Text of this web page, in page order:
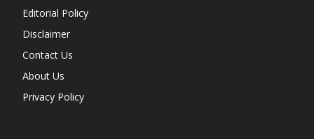
Editorial Policy
Disclaimer
Contact Us
About Us
Privacy Policy